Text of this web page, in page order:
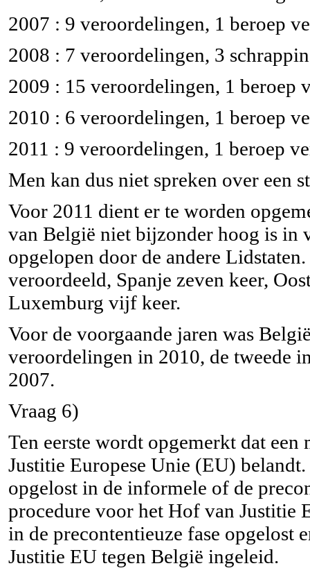
2007 : 9 veroordelingen, 1 beroep
2008 : 7 veroordelingen, 3
2009 : 15 veroordelingen, 1 beroep
2010 : 6 veroordelingen, 1 beroep
2011 : 9 veroordelingen, 1 beroep
Men kan dus niet spreken over een
Voor 2011 dient er te worden
van België niet bijzonder hoog is in
opgelopen door de andere
veroordeeld, Spanje zeven keer,
Luxemburg vijf keer.
Voor de voorgaande jaren was
veroordelingen in 2010, de tweede
2007.
Vraag 6)
Ten eerste wordt opgemerkt dat
Justitie Europese Unie (EU)
opgelost in de informele of de
procedure voor het Hof van Justitie
in de precontentieuze fase opgelost
Justitie EU tegen België ingeleid.